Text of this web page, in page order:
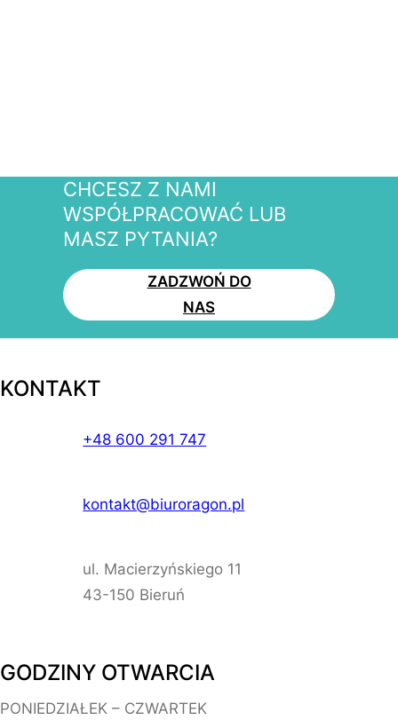
CHCESZ Z NAMI
WSPÓŁPRACOWAĆ LUB
MASZ PYTANIA?
ZADZWOŃ DO
NAS
KONTAKT
+48 600 291 747
kontakt@biuroragon.pl
ul. Macierzyńskiego 11
43-150 Bieruń
GODZINY OTWARCIA
PONIEDZIAŁEK – CZWARTEK